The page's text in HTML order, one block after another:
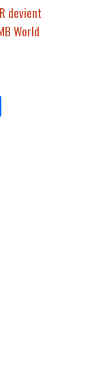
devient
World
Pa
rt